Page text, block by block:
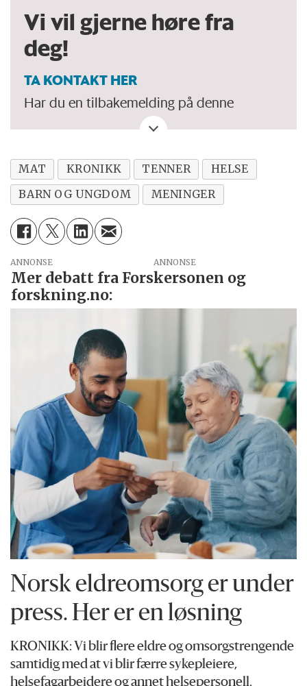
Vi vil gjerne høre fra
deg!
TA KONTAKT HER
Har du en tilbakemelding på denne
kronikken. Eller spørsmål, ros eller kritikk
en viktig debatt?
MAT KRONIKK TENNER
HELSE
BARN OG UNGDOM
MENINGER
ANNONSE
Mer debatt fra Forskersonen og
forskning.no:
Norsk eldreomsorg er under
press. Her er en løsning
KRONIKK: Vi blir flere eldre og omsorgstrengende
samtidig med at vi blir færre sykepleiere,
helsefagarbeidere og annet helsepersonell.